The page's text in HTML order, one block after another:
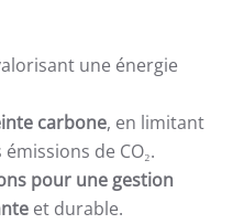
une énergie
carbone, en limitant
de CO₂.
pour une gestion
et durable.